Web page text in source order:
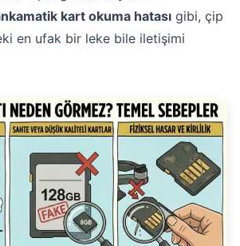
kart okuma hatası gibi, çip
en ufak bir leke bile iletişimi